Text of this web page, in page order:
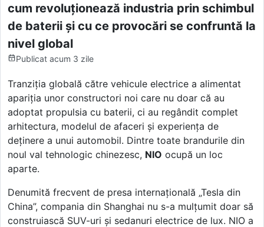
cum revoluționează industria prin schimbul
de baterii și cu ce provocări se confruntă la
nivel global
Publicat acum 3 zile
Tranziția globală către vehicule electrice a alimentat
apariția unor constructori noi care nu doar că au
adoptat propulsia cu baterii, ci au regândit complet
arhitectura, modelul de afaceri și experiența de
deținere a unui automobil. Dintre toate brandurile din
noul val tehnologic chinezesc, NIO ocupă un loc
aparte.
Denumită frecvent de presa internațională „Tesla din
China”, compania din Shanghai nu s-a mulțumit doar să
construiască SUV-uri și sedanuri electrice de lux. NIO a